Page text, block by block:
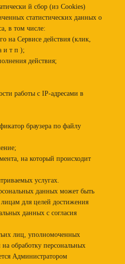
й сбор (из Cookies)
статистических данных о
в том числе:
на Сервисе дeйcтвия (клик,
и т п );
действия;
работы с ІР-адресами в
браузера по файлу
на который происходит
услугах.
данных может быть
для целей достижения
данных с согласия
лиц, уполномоченных
обработку персональных
Администратором